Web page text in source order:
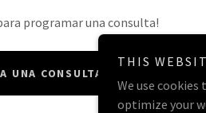
programar una consulta!
UNA CONSULTA AQUÍ
THIS
We use
optimize your